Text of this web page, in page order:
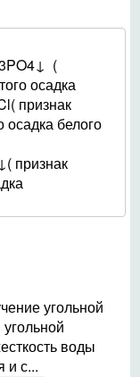
(
осадка
признак
белого
признак
угольной
воды
и с...